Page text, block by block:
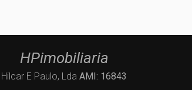
HPimobiliaria
Hilcar E Paulo, Lda AMI: 16843